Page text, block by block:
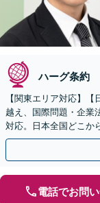
ハーグ条約
【関東エリア対応】
越え、国際問題・企業
対応。日本全国どこか
歩を踏み出してみませ
電話でお問